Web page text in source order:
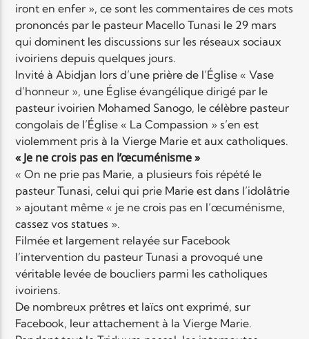
Elyon Live
Elyon Kids
iront en enfer », ce sont les commentaires de ces mots
prononcés par le pasteur Macello Tunasi le 29 mars
qui dominent les discussions sur les réseaux sociaux
ivoiriens depuis quelques jours.
Invité à Abidjan lors d’une prière de l’Église « Vase
d’honneur », une Église évangélique dirigé par le
pasteur ivoirien Mohamed Sanogo, le célèbre pasteur
congolais de l’Église « La Compassion » s’en est
violemment pris à la Vierge Marie et aux catholiques.
« Je ne crois pas en l’œcuménisme »
« On ne prie pas Marie, a plusieurs fois répété le
pasteur Tunasi, celui qui prie Marie est dans l’idolâtrie
» ajoutant même « je ne crois pas en l’œcuménisme,
cassez vos statues ».
Filmée et largement relayée sur Facebook
l’intervention du pasteur Tunasi a provoqué une
véritable levée de boucliers parmi les catholiques
ivoiriens.
De nombreux prêtres et laïcs ont exprimé, sur
Facebook, leur attachement à la Vierge Marie.